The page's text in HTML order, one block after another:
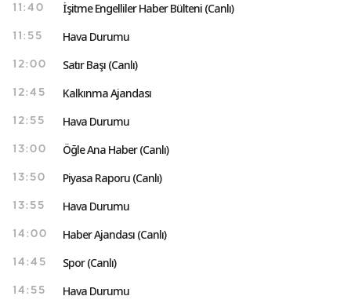
11:40 İşitme Engelliler Haber Bülteni (Canlı)
11:55 Hava Durumu
12:00 Satır Başı (Canlı)
12:45 Kalkınma Ajandası
12:55 Hava Durumu
13:00 Öğle Ana Haber (Canlı)
13:50 Piyasa Raporu (Canlı)
13:55 Hava Durumu
14:00 Haber Ajandası (Canlı)
14:45 Spor (Canlı)
14:55 Hava Durumu